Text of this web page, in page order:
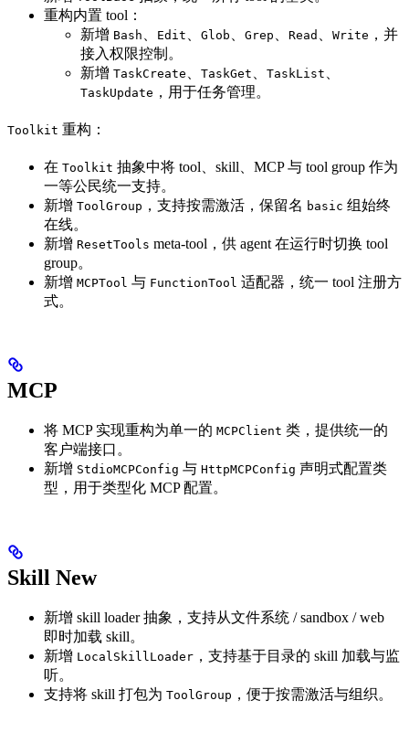
重构内置 tool：
新增 Bash Edit Glob Grep Read Write ，并
接入权限控制。
新增 TaskCreate TaskGet TaskList
TaskUpdate ，用于任务管理。
Toolkit 重构：
在 Toolkit 抽象中将 tool、skill、MCP 与 tool group 作为
一等公民统一支持。
新增 ToolGroup ，支持按需激活，保留名 basic 组始终
在线。
新增 ResetTools meta-tool，供 agent 在运行时切换 tool
group。
新增 MCPTool 与 FunctionTool 适配器，统一 tool 注册方
式。
MCP
将 MCP 实现重构为单一的 MCPClient 类，提供统一的
客户端接口。
新增 StdioMCPConfig 与 HttpMCPConfig 声明式配置类
型，用于类型化 MCP 配置。
Skill New
新增 skill loader 抽象，支持从文件系统 / sandbox / web
即时加载 skill。
新增 LocalSkillLoader ，支持基于目录的 skill 加载与监
听。
支持将 skill 打包为 ToolGroup ，便于按需激活与组织。